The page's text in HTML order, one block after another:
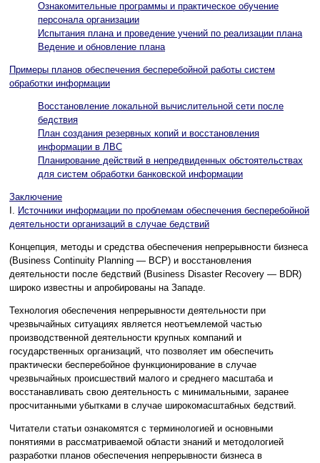
Ознакомительные программы и практическое обучение
персонала организации
Испытания плана и проведение учений по реализации плана
Ведение и обновление плана
Примеры планов обеспечения бесперебойной работы систем
обработки информации
Восстановление локальной вычислительной сети после
бедствия
План создания резервных копий и восстановления
информации в ЛВС
Планирование действий в непредвиденных обстоятельствах
для систем обработки банковской информации
Заключение
I. Источники информации по проблемам обеспечения бесперебойной
деятельности организаций в случае бедствий
Концепция, методы и средства обеспечения непрерывности бизнеса
(Business Continuity Planning — BCP) и восстановления
деятельности после бедствий (Business Disaster Recovery — BDR)
широко известны и апробированы на Западе.
Технология обеспечения непрерывности деятельности при
чрезвычайных ситуациях является неотъемлемой частью
производственной деятельности крупных компаний и
государственных организаций, что позволяет им обеспечить
практически бесперебойное функционирование в случае
чрезвычайных происшествий малого и среднего масштаба и
восстанавливать свою деятельность с минимальными, заранее
просчитанными убытками в случае широкомасштабных бедствий.
Читатели статьи ознакомятся с терминологией и основными
понятиями в рассматриваемой области знаний и методологией
разработки планов обеспечения непрерывности бизнеса в